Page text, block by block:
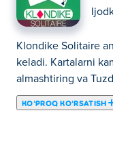
Klondike Solitaire
keladi. Kartalarni
almashtiring va
KOʻPROQ KOʻRSATISH